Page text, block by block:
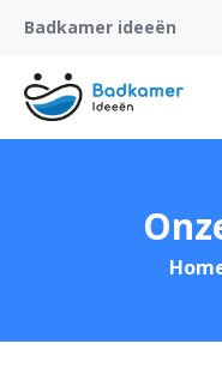
Badkamer ideeën